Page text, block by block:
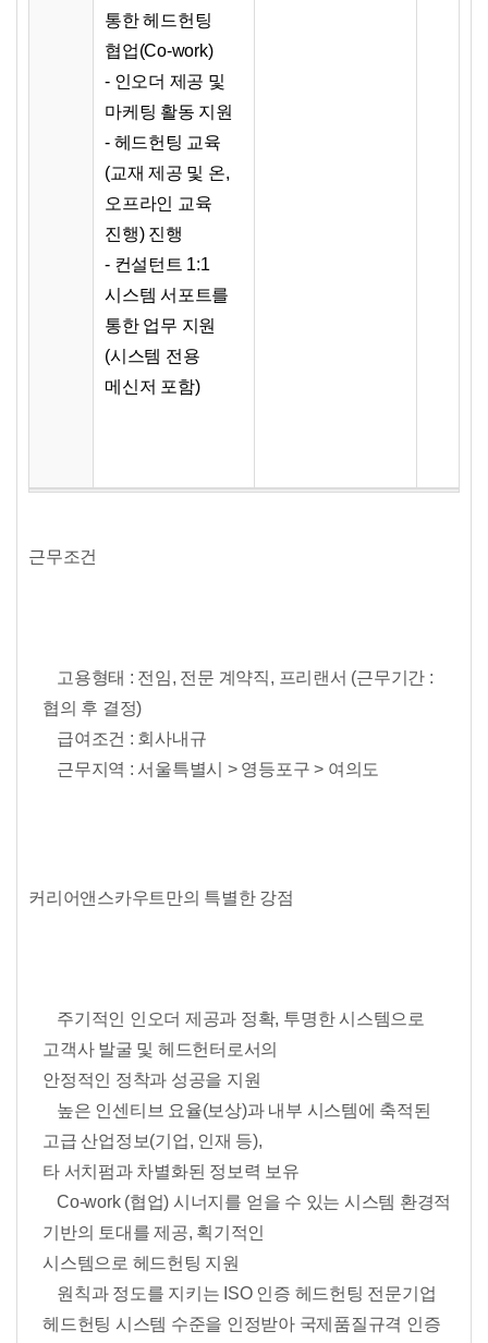
통한 헤드헌팅
협업(Co-work)
- 인오더 제공 및
마케팅 활동 지원
- 헤드헌팅 교육
(교재 제공 및 온,
오프라인 교육
진행) 진행
- 컨설턴트 1:1
시스템 서포트를
통한 업무 지원
(시스템 전용
메신저 포함)
근무조건
고용형태 : 전임, 전문 계약직, 프리랜서 (근무기간 :
협의 후 결정)
급여조건 : 회사내규
근무지역 : 서울특별시 > 영등포구 > 여의도
커리어앤스카우트만의 특별한 강점
주기적인 인오더 제공과 정확, 투명한 시스템으로
고객사 발굴 및 헤드헌터로서의
안정적인 정착과 성공을 지원
높은 인센티브 요율(보상)과 내부 시스템에 축적된
고급 산업정보(기업, 인재 등),
타 서치펌과 차별화된 정보력 보유
Co-work(협업) 시너지를 얻을 수 있는 시스템 환경적
기반의 토대를 제공, 획기적인
시스템으로 헤드헌팅 지원
원칙과 정도를 지키는 ISO인증 헤드헌팅 전문기업
헤드헌팅 시스템 수준을 인정받아 국제품질규격 인증